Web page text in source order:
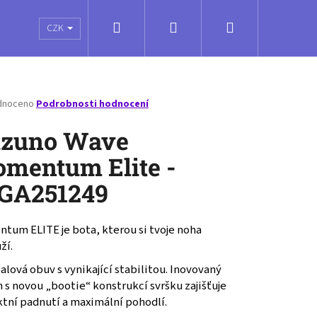
poukazy Obchodní podmínky Kontakty
CZK Přihlášení
Podrobnosti hodnocení
Wave
Elite -
ELITE je bota, kterou si tvoje noha
obuv s vynikající stabilitou. Inovovaný
s novou „bootie“ konstrukcí svršku zajišťuje
padnutí a maximální pohodlí.
PRO MID -